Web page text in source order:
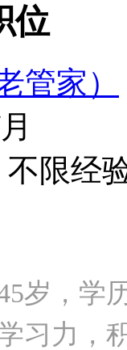
位
管家）
限经
岁，学
习力